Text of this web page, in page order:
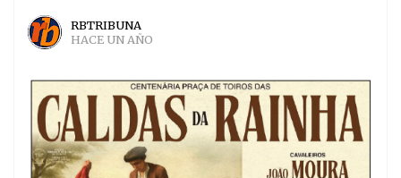
RBTRIBUNA
HACE UN AÑO